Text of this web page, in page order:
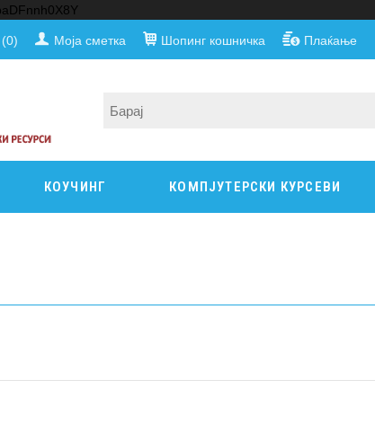
Моја сметка Шопинг кошничка Плаќање
КОУЧИНГ КОМПЈУТЕРСКИ КУРСЕВИ